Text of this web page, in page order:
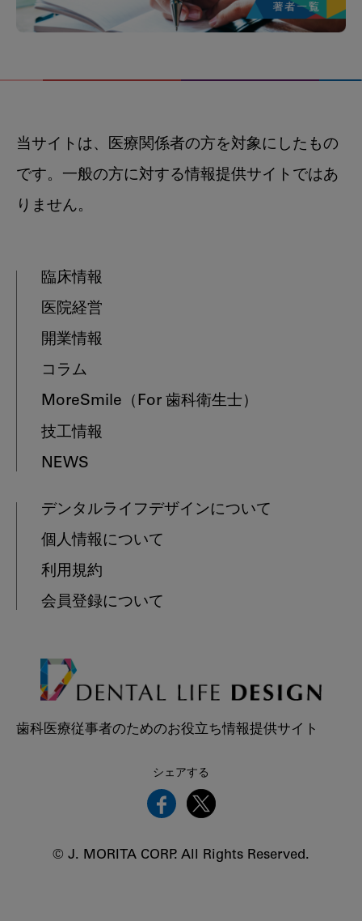
当サイトは、医療関係者の方を対象にしたもの
です。一般の方に対する情報提供サイトではあ
りません。
臨床情報
医院経営
開業情報
コラム
MoreSmile （For 歯科衛生士）
技工情報
NEWS
デンタルライフデザインについて
個人情報について
利用規約
会員登録について
歯科医療従事者のためのお役立ち情報提供サイト
シェアする
© J. MORITA CORP. All Rights Reserved.